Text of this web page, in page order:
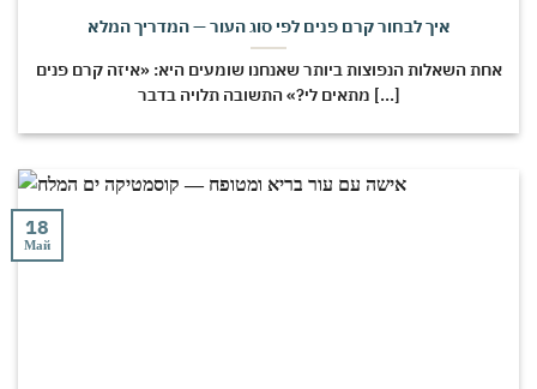
איך לבחור קרם פנים לפי סוג העור — המדריך המלא
אחת השאלות הנפוצות ביותר שאנחנו שומעים היא: «איזה קרם פנים
מתאים לי?» התשובה תלויה בדבר [...]
18
Май